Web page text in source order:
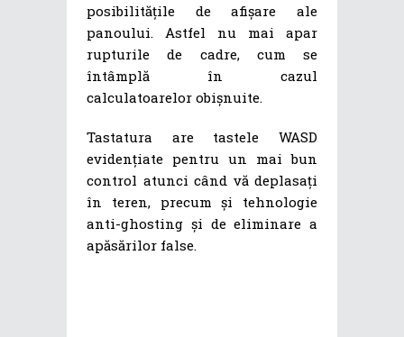
posibilitățile de afișare ale
panoului. Astfel nu mai apar
rupturile de cadre, cum se
întâmplă în cazul
calculatoarelor obișnuite.
Tastatura are tastele WASD
evidențiate pentru un mai bun
control atunci când vă deplasați
în teren, precum și tehnologie
anti-ghosting și de eliminare a
apăsărilor false.